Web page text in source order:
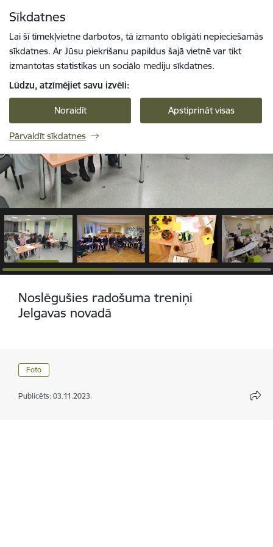
Sīkdatnes
Lai šī tīmekļvietne darbotos, tā izmanto obligāti nepieciešamās
sīkdatnes. Ar Jūsu piekrišanu papildus šajā vietnē var tikt
izmantotas statistikas un sociālo mediju sīkdatnes.
Lūdzu, atzīmējiet savu izvēli:
Noraidīt Apstiprināt visas
Pārvaldīt sīkdatnes
1 / 9
Noslēgušies radošuma treniņi
Jelgavas novadā
Foto
Publicēts: 03.11.2023.